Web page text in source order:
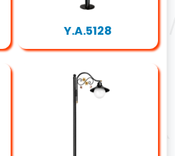
Y.A.5128